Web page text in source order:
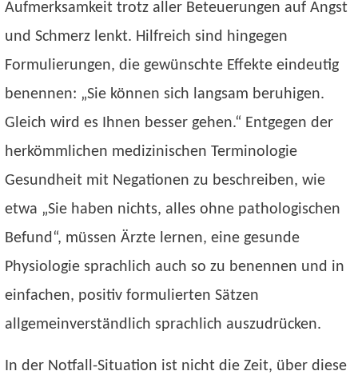
Aufmerksamkeit trotz aller Beteuerungen auf Angst
und Schmerz lenkt. Hilfreich sind hingegen
Formulierungen, die gewünschte Effekte eindeutig
benennen: „Sie können sich langsam beruhigen.
Gleich wird es Ihnen besser gehen.“ Entgegen der
herkömmlichen medizinischen Terminologie
Gesundheit mit Negationen zu beschreiben, wie
etwa „Sie haben nichts, alles ohne pathologischen
Befund“, müssen Ärzte lernen, eine gesunde
Physiologie sprachlich auch so zu benennen und in
einfachen, positiv formulierten Sätzen
allgemeinverständlich sprachlich auszudrücken.
In der Notfall-Situation ist nicht die Zeit, über diese